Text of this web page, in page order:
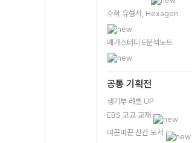
수학 유형서, Hexagon
메가스터디 E분석노트
공통 기획전
생기부 레벨 UP
EBS 고교 교재
따끈따끈 신간 도서